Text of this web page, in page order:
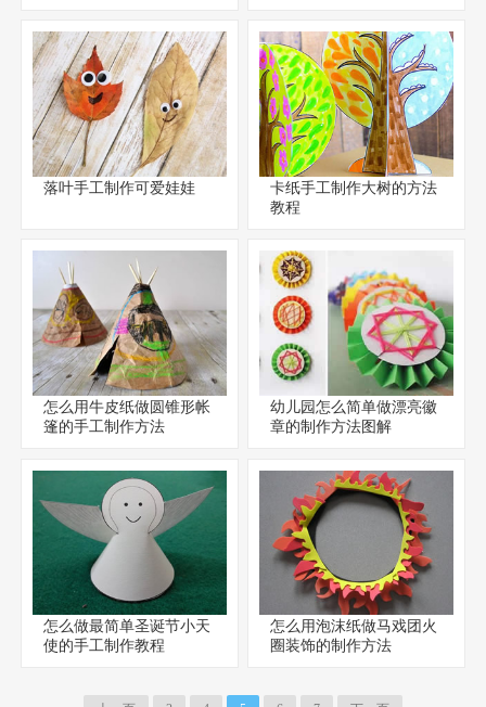
落叶手工制作可爱娃娃
卡纸手工制作大树的方法
教程
怎么用牛皮纸做圆锥形帐
篷的手工制作方法
幼儿园怎么简单做漂亮徽
章的制作方法图解
怎么做最简单圣诞节小天
使的手工制作教程
怎么用泡沫纸做马戏团火
圈装饰的制作方法